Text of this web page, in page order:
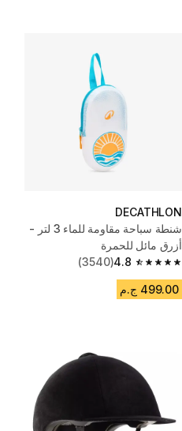
DECATHLON
شنطة سباحة مقاومة للماء 3 لتر -
أزرق مائل للحمرة
4.8
4.8 out of 5 stars from 3540 reviews
(3540)
499.00 ج.م